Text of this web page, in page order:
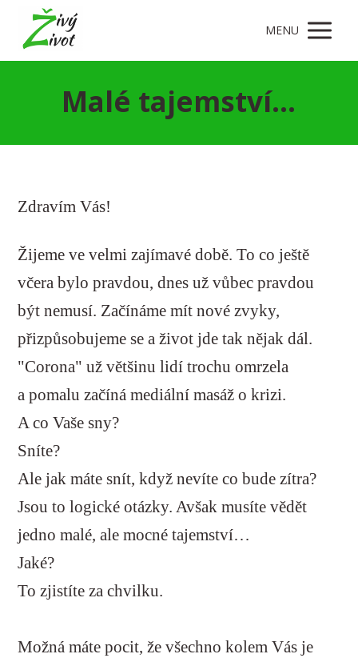
MENU
Malé tajemství...
Zdravím Vás!
Žijeme ve velmi zajímavé době. To co ještě
včera bylo pravdou, dnes už vůbec pravdou
být nemusí. Začínáme mít nové zvyky,
přizpůsobujeme se a život jde tak nějak dál.
"Corona" už většinu lidí trochu omrzela
a pomalu začíná mediální masáž o krizi.
A co Vaše sny?
Sníte?
Ale jak máte snít, když nevíte co bude zítra?
Jsou to logické otázky. Avšak musíte vědět
jedno malé, ale mocné tajemství…
Jaké?
To zjistíte za chvilku.
Možná máte pocit, že všechno kolem Vás je